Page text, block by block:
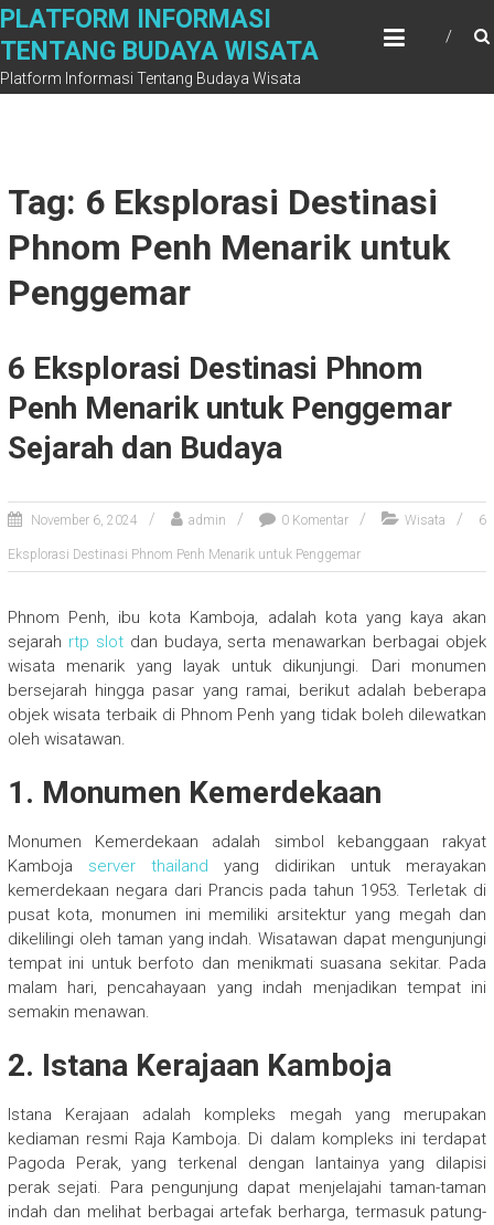
Skip
content
PLATFORM INFORMASI
TENTANG BUDAYA WISATA
Platform Informasi Tentang Budaya Wisata
Tag: 6 Eksplorasi Destinasi
Phnom Penh Menarik untuk
Penggemar
6 Eksplorasi Destinasi Phnom
Penh Menarik untuk Penggemar
Sejarah dan Budaya
November 6, 2024 admin 0 Komentar Wisata 6
Eksplorasi Destinasi Phnom Penh Menarik untuk Penggemar
Phnom Penh, ibu kota Kamboja, adalah kota yang kaya akan
sejarah rtp slotdan budaya, serta menawarkan berbagai objek
wisata menarik yang layak untuk dikunjungi. Dari monumen
bersejarah hingga pasar yang ramai, berikut adalah beberapa
objek wisata terbaik di Phnom Penh yang tidak boleh dilewatkan
oleh wisatawan.
1. Monumen Kemerdekaan
Monumen Kemerdekaan adalah simbol kebanggaan rakyat
Kamboja server thailand yang didirikan untuk merayakan
kemerdekaan negara dari Prancis pada tahun 1953. Terletak di
pusat kota, monumen ini memiliki arsitektur yang megah dan
dikelilingi oleh taman yang indah. Wisatawan dapat mengunjungi
tempat ini untuk berfoto dan menikmati suasana sekitar. Pada
malam hari, pencahayaan yang indah menjadikan tempat ini
semakin menawan.
2. Istana Kerajaan Kamboja
Istana Kerajaan adalah kompleks megah yang merupakan
kediaman resmi Raja Kamboja. Di dalam kompleks ini terdapat
Pagoda Perak, yang terkenal dengan lantainya yang dilapisi
perak sejati. Para pengunjung dapat menjelajahi taman-taman
indah dan melihat berbagai artefak berharga, termasuk patung-